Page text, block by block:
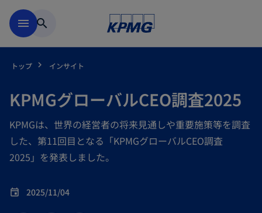
menu search
トップ インサイト
KPMGグローバルCEO調査2025
KPMGは、世界の経営者の将来見通しや重要施策等を調査
した、第11回目となる「KPMGグローバルCEO調査
2025」を発表しました。
event 2025/11/04